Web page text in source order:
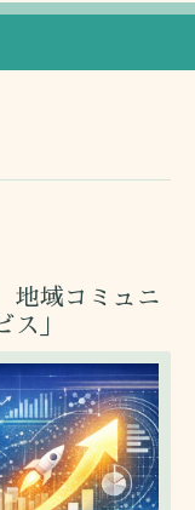
地域コミュニ
ス」